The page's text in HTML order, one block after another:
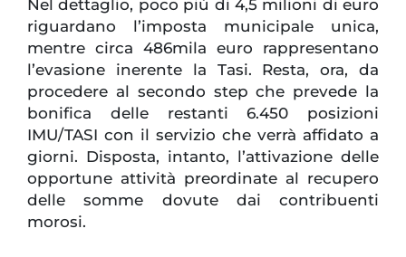
Nel dettaglio, poco più di 4,5 milioni di euro
riguardano l’imposta municipale unica,
mentre circa 486mila euro rappresentano
l’evasione inerente la Tasi. Resta, ora, da
procedere al secondo step che prevede la
bonifica delle restanti 6.450 posizioni
IMU/TASI con il servizio che verrà affidato a
giorni. Disposta, intanto, l’attivazione delle
opportune attività preordinate al recupero
delle somme dovute dai contribuenti
morosi.